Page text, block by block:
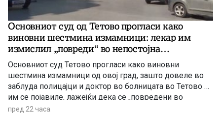
Основниот суд од Тетово прогласи како
виновни шестмина измамници: лекар им
измислил „повреди“ во непостојна
сообраќајка
Основниот суд Тетово прогласи како виновни
шестмина измамници од овој град, зашто довеле во
заблуда полицајци и доктор во болницата во Тетово –
им се појавиле, лажејќи дека се „повредени во
сообраќајка“, па дури добиле и медицински извештај
пред 22 часа